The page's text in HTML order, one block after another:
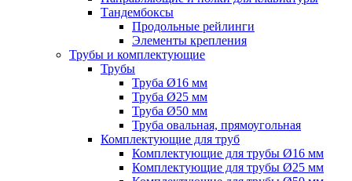
Тандембоксы
Продольные рейлинги
Элементы крепления
Трубы и комплектующие
Трубы
Труба Ø16 мм
Труба Ø25 мм
Труба Ø50 мм
Труба овальная, прямоугольная
Комплектующие для труб
Комплектующие для трубы Ø16 мм
Комплектующие для трубы Ø25 мм